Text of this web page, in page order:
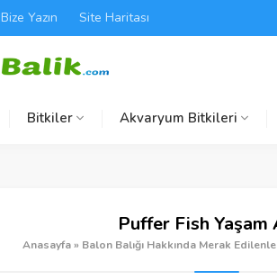
Bize Yazın Site Haritası
Bitkiler Akvaryum Bitkileri
Puffer Fish Yaşam
Anasayfa » Balon Balığı Hakkında Merak